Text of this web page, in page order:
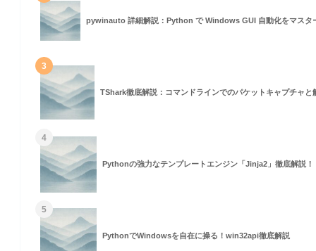
pywinauto 詳細解説：Python で Windows GUI 自動化をマスタ
3
TShark徹底解説：コマンドラインでのパケットキャプチャと
4
Pythonの強力なテンプレートエンジン「Jinja2」徹底解説！
5
PythonでWindowsを自在に操る！win32api徹底解説